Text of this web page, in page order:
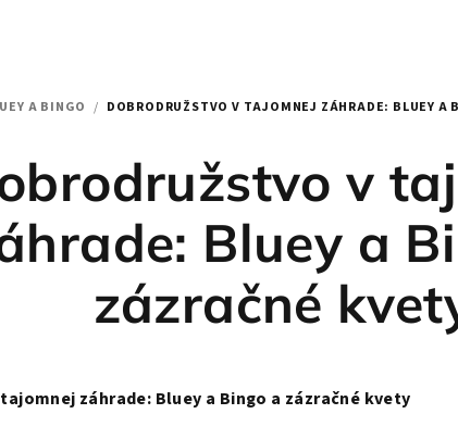
A BINGO / DOBRODRUŽSTVO V TAJOMNEJ ZÁHRADE: BLUEY A
v
Bluey a
zázračné
záhrade: Bluey a Bingo a zázračné kvety